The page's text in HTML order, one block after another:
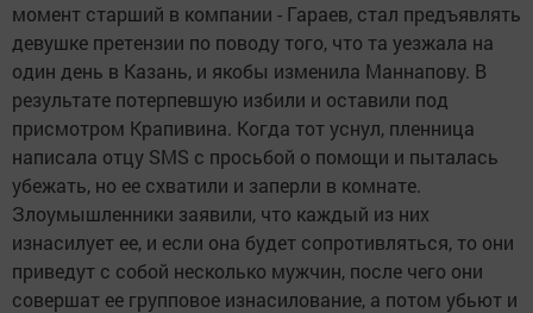
момент старший в компании - Гараев, стал предъявлять
девушке претензии по поводу того, что та уезжала на
один день в Казань, и якобы изменила Маннапову. В
результате потерпевшую избили и оставили под
присмотром Крапивина. Когда тот уснул, пленница
написала отцу SMS с просьбой о помощи и пыталась
убежать, но ее схватили и заперли в комнате.
Злоумышленники заявили, что каждый из них
изнасилует ее, и если она будет сопротивляться, то они
приведут с собой несколько мужчин, после чего они
совершат ее групповое изнасилование, а потом убьют и